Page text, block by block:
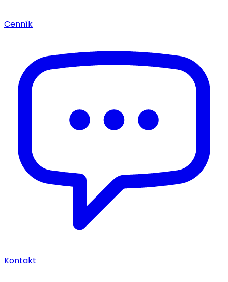
Cenník
Kontakt